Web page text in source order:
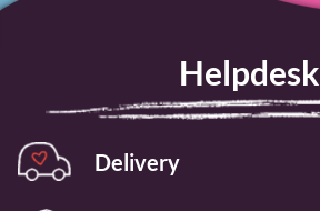
Helpdesk
Delivery